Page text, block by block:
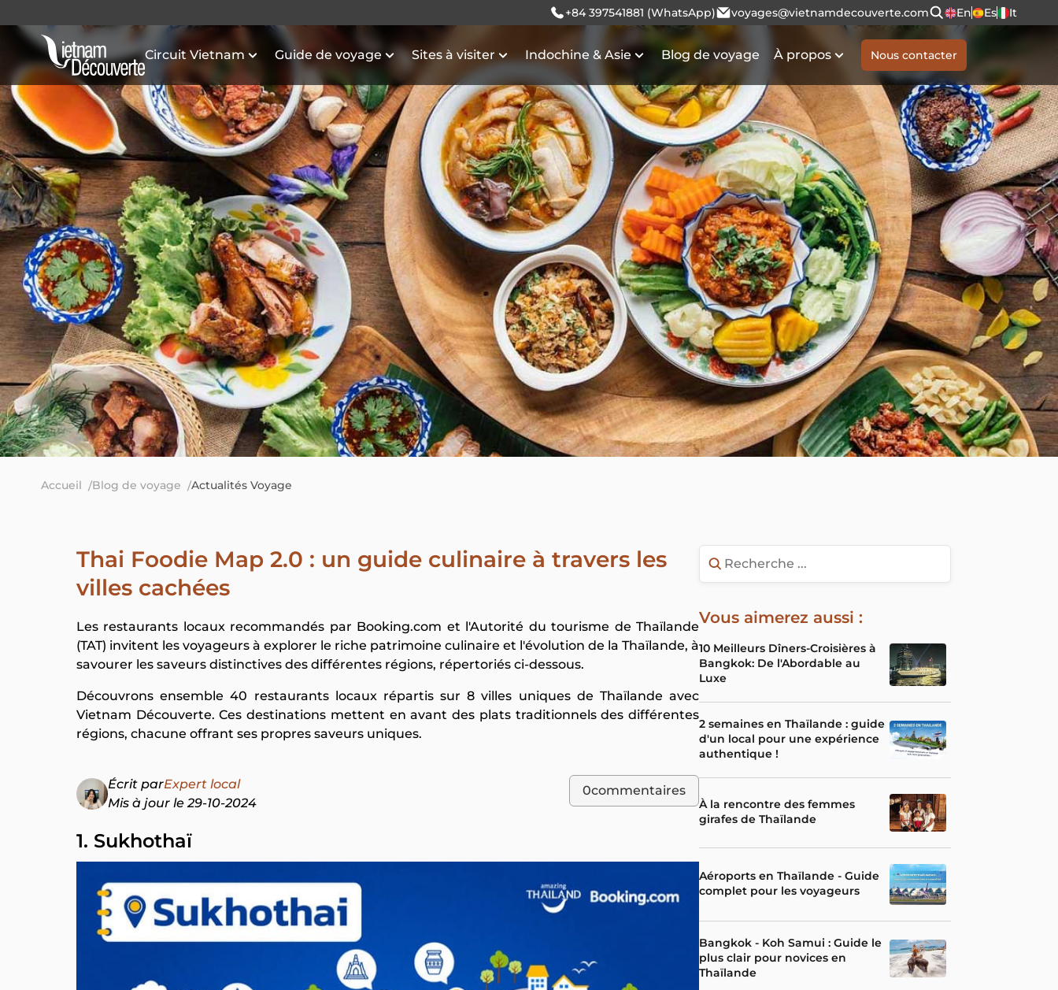
+84 397541881 (WhatsApp) voyages@vietnamdecouverte.com En Es It
Circuit Vietnam Guide de voyage Sites à visiter Indochine & Asie Blog de voyage À propos Nous contacter
Accueil Blog de voyage Actualités Voyage
Thai Foodie Map 2.0 : un guide culinaire à travers les
villes cachées
Les restaurants locaux recommandés par Booking.com et l'Autorité du tourisme de Thaïlande
(TAT) invitent les voyageurs à explorer le riche patrimoine culinaire et l'évolution de la Thaïlande, à
savourer les saveurs distinctives des différentes régions, répertoriés ci-dessous.
Découvrons ensemble 40 restaurants locaux répartis sur 8 villes uniques de Thaïlande avec
Vietnam Découverte. Ces destinations mettent en avant des plats traditionnels des différentes
régions, chacune offrant ses propres saveurs uniques.
Écrit parExpert local
Mis à jour le 29-10-2024
0commentaires
1. Sukhothaï
Vous aimerez aussi :
10 Meilleurs Dîners-Croisières à
Bangkok: De l'Abordable au
Luxe
2 semaines en Thaïlande : guide
d'un local pour une expérience
authentique !
À la rencontre des femmes
girafes de Thaïlande
Aéroports en Thaïlande - Guide
complet pour les voyageurs
Bangkok - Koh Samui : Guide le
plus clair pour novices en
Thaïlande